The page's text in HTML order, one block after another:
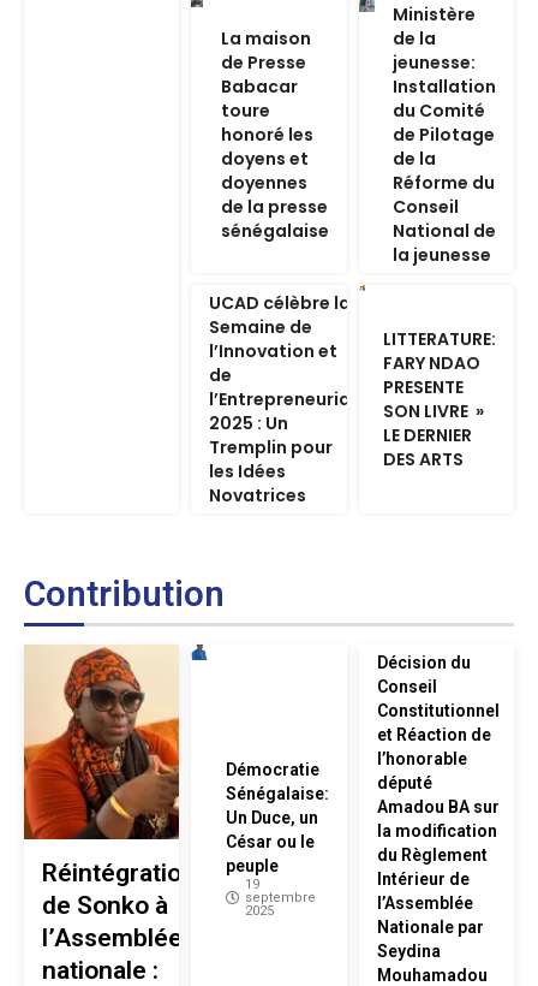
La maison
de Presse
Babacar
toure
honoré les
doyens et
doyennes
de la presse
sénégalaise
Ministère
de la
jeunesse:
Installation
du Comité
de Pilotage
de la
Réforme du
Conseil
National de
la jeunesse
UCAD célèbre la
Semaine de
l’Innovation et
de
l’Entrepreneuriat
2025 : Un
Tremplin pour
les Idées
Novatrices
LITTERATURE:
FARY NDAO
PRESENTE
SON LIVRE »
LE DERNIER
DES ARTS
Contribution
Réintégration
de Sonko à
l’Assemblée
nationale :
Démocratie
Sénégalaise:
Un Duce, un
César ou le
peuple
19
septembre
2025
Décision du
Conseil
Constitutionnel
et Réaction de
l’honorable
député
Amadou BA sur
la modification
du Règlement
Intérieur de
l’Assemblée
Nationale par
Seydina
Mouhamadou